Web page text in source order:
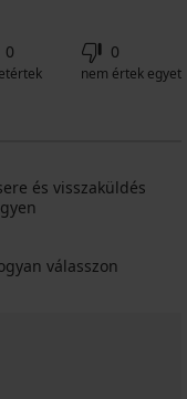
0 0
nem értek egyet
és visszaküldés
válasszon